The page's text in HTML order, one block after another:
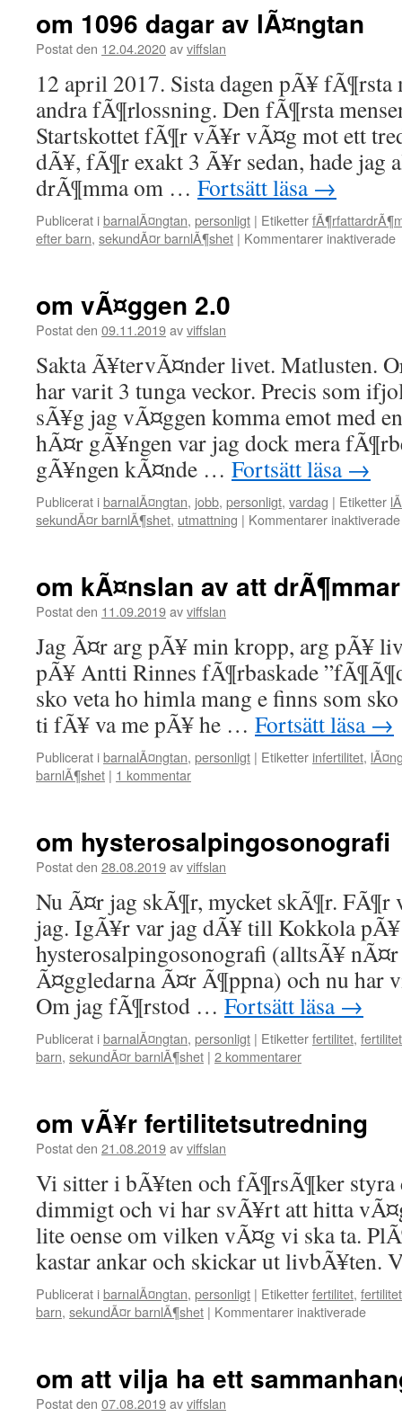
kÃ¤nslosam
dag
om 1096 dagar av lÃ¤ngtan
Postat den 12.04.2020avviffslan
12 april 2017. Sista dagen pÃ¥ fÃ¶rsta
andra fÃ¶rlossning. Den fÃ¶rsta
Startskottet fÃ¶r vÃ¥r vÃ¤g mot ett
dÃ¥, fÃ¶r exakt 3 Ã¥r sedan, hade jag
drÃ¶mma om … Fortsätt läsa →
Publicerat ibarnalÃ¤ngtan, personligt | Etiketter
efter barn, sekundÃ¤r barnlÃ¶shet | Kommentarer inaktiverade
om vÃ¤ggen 2.0
Postat den 09.11.2019avviffslan
Sakta Ã¥tervÃ¤nder livet. Matlusten.
har varit 3 tunga veckor. Precis som
sÃ¥g jag vÃ¤ggen komma emot med
hÃ¤r gÃ¥ngen var jag dock mera
gÃ¥ngen kÃ¤nde … Fortsätt läsa →
Publicerat ibarnalÃ¤ngtan, jobb, personligt, vardag | Etiketter
sekundÃ¤r barnlÃ¶shet, utmattning | Kommentarer inaktiverade
om kÃ¤nslan av att
Postat den 11.09.2019avviffslan
Jag Ã¤r arg pÃ¥ min kropp, arg pÃ¥
pÃ¥ Antti Rinnes fÃ¶rbaskade
sko veta ho himla mang e finns som
ti fÃ¥ va me pÃ¥ he … Fortsätt läsa →
Publicerat ibarnalÃ¤ngtan, personligt | Etiketter infertilitet,
barnlÃ¶shet | 1 kommentar
om hysterosalpingosonografi
Postat den 28.08.2019avviffslan
Nu Ã¤r jag skÃ¶r, mycket skÃ¶r. FÃ¶r
jag. IgÃ¥r var jag dÃ¥ till Kokkola pÃ¥
hysterosalpingosonografi (alltsÃ¥
Ã¤ggledarna Ã¤r Ã¶ppna) och nu har
Om jag fÃ¶rstod … Fortsätt läsa →
Publicerat ibarnalÃ¤ngtan, personligt | Etiketterfertilitet,
barn, sekundÃ¤r barnlÃ¶shet | 2 kommentarer
om vÃ¥r fertilitetsutredning
Postat den 21.08.2019avviffslan
Vi sitter i bÃ¥ten och fÃ¶rsÃ¶ker
dimmigt och vi har svÃ¥rt att hitta
lite oense om vilken vÃ¤g vi ska ta.
kastar ankar och skickar ut
Publicerat ibarnalÃ¤ngtan, personligt | Etiketterfertilitet,
barn, sekundÃ¤r barnlÃ¶shet | Kommentarer inaktiverade
om att vilja ha ett
Postat den 07.08.2019avviffslan